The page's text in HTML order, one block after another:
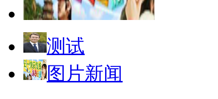
测试
图片新闻